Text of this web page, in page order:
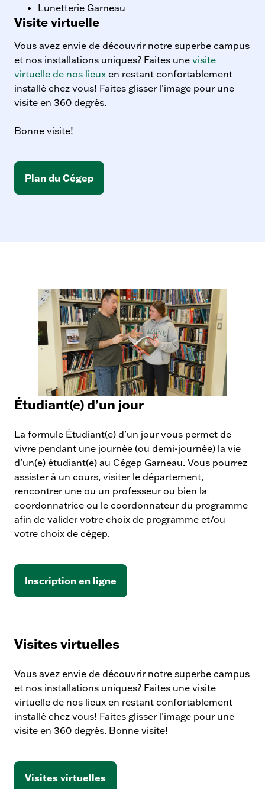
Lunetterie Garneau
Visite virtuelle
Vous avez envie de découvrir notre superbe campus
et nos installations uniques? Faites une visite
virtuelle de nos lieux en restant confortablement
installé chez vous! Faites glisser l’image pour une
visite en 360 degrés.
Bonne visite!
Plan du Cégep
A
t
i
v
i
t
é
s
d
i
n
a
i
o
n
s
c
l
a
Étudiant(e) d’un jour
La formule Étudiant(e) d’un jour vous permet de
vivre pendant une journée (ou demi-journée) la vie
d’un(e) étudiant(e) au Cégep Garneau. Vous pourrez
assister à un cours, visiter le département,
rencontrer une ou un professeur ou bien la
coordonnatrice ou le coordonnateur du programme
afin de valider votre choix de programme et/ou
votre choix de cégep.
Inscription en ligne
Visites virtuelles
Vous avez envie de découvrir notre superbe campus
et nos installations uniques? Faites une visite
virtuelle de nos lieux en restant confortablement
installé chez vous! Faites glisser l’image pour une
visite en 360 degrés. Bonne visite!
Visites virtuelles